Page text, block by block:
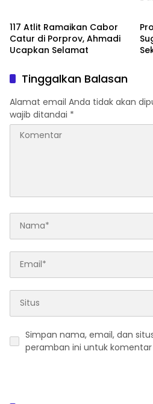
117 Atlit Ramaikan Cabor
Catur di Porprov, Ahmadi
Ucapkan Selamat
Tinggalkan Balasan
Alamat email Anda tidak akan
wajib ditandai *
Simpan nama, email, dan
peramban ini untuk